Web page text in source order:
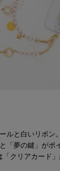
ルと白いリボン。
「夢の鍵」がポ
「クリアカード」